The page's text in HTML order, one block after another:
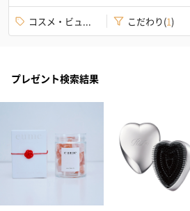
コスメ・ビュ... こだわり(1)
プレゼント検索結果